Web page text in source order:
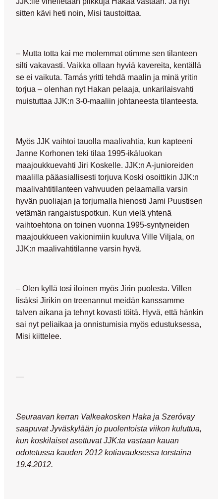
sitten kävi heti noin, Misi taustoittaa.
– Mutta totta kai me molemmat otimme sen tilanteen
silti vakavasti. Vaikka ollaan hyviä kavereita, kentällä
se ei vaikuta. Tamás yritti tehdä maalin ja minä yritin
torjua – olenhan nyt Hakan pelaaja, unkarilaisvahti
muistuttaa JJK:n 3-0-maaliin johtaneesta tilanteesta.
Myös JJK vaihtoi tauolla maalivahtia, kun kapteeni
Janne Korhonen teki tilaa 1995-ikäluokan
maajoukkuevahti Jiri Koskelle . JJK:n A-junioreiden
maalilla pääasiallisesti torjuva Koski osoittikin JJK:n
maalivahtitilanteen vahvuuden pelaamalla varsin
hyvän puoliajan ja torjumalla hienosti Jami Puustisen
vetämän rangaistuspotkun. Kun vielä yhtenä
vaihtoehtona on toinen vuonna 1995-syntyneiden
maajoukkueen vakionimiin kuuluva Ville Viljala , on
JJK:n maalivahtitilanne varsin hyvä.
– Olen kyllä tosi iloinen myös Jirin puolesta. Villen
lisäksi Jirikin on treenannut meidän kanssamme
talven aikana ja tehnyt kovasti töitä. Hyvä, että hänkin
sai nyt peliaikaa ja onnistumisia myös edustuksessa,
Misi kiittelee.
—
Seuraavan kerran Valkeakosken Haka ja Szeróvay
saapuvat Jyväskylään jo puolentoista viikon kuluttua,
kun koskilaiset asettuvat JJK:ta vastaan kauan
odotetussa kauden 2012 kotiavauksessa torstaina
19.4.2012.